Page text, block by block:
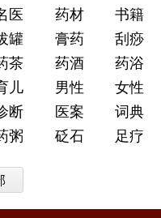
医 药材
书籍
罐 膏药
刮痧
茶 药酒
药浴
儿 男性
女性
断 医案
词典
粥 砭石 足疗